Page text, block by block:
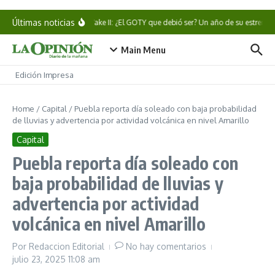
Saltar al contenido
Últimas noticiasAlan Wake II: ¿El GOTY que debió ser? Un año de su estreno
Main Menu
Edición Impresa
Home / Capital / Puebla reporta día soleado con baja probabilidad
de lluvias y advertencia por actividad volcánica en nivel Amarillo
Capital
Puebla reporta día soleado con
baja probabilidad de lluvias y
advertencia por actividad
volcánica en nivel Amarillo
Por Redaccion Editorial
No hay comentarios
julio 23, 2025 11:08 am